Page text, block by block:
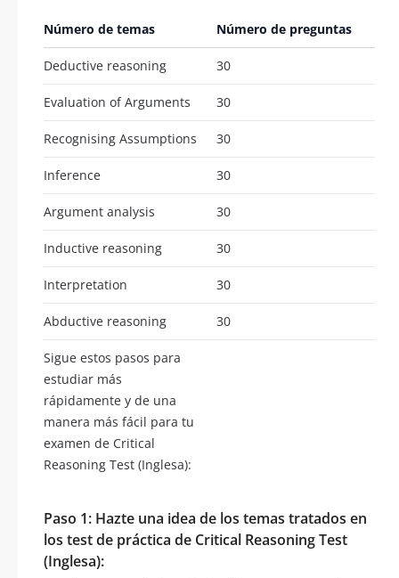
Número de temas Número de preguntas
Deductive reasoning 30
Evaluation of Arguments 30
Recognising Assumptions 30
Inference 30
Argument analysis 30
Inductive reasoning 30
Interpretation 30
Abductive reasoning 30
Sigue estos pasos para
estudiar más
rápidamente y de una
manera más fácil para tu
examen de Critical
Reasoning Test (Inglesa):
Paso 1: Hazte una idea de los temas tratados en
los test de práctica de Critical Reasoning Test
(Inglesa):